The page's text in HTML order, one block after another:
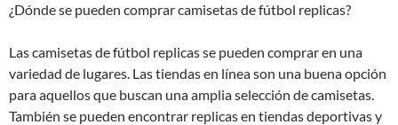
¿Dónde se pueden comprar camisetas de fútbol replicas?
Las camisetas de fútbol replicas se pueden comprar en una
variedad de lugares. Las tiendas en línea son una buena opción
para aquellos que buscan una amplia selección de camisetas.
También se pueden encontrar replicas en tiendas deportivas y